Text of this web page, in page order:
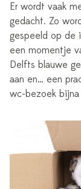
Er wordt vaak
gedacht. Zo
gespeeld op de
een momentje
Delfts blauwe
aan en… een
wc-bezoek